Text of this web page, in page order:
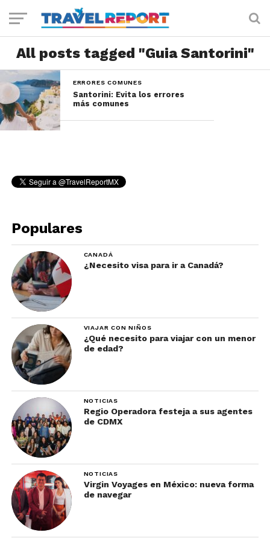
All posts tagged "Guia Santorini"
ERRORES COMUNES
Santorini: Evita los errores
más comunes
Populares
CANADÁ
¿Necesito visa para ir a Canadá?
VIAJAR CON NIÑOS
¿Qué necesito para viajar con un menor
de edad?
NOTICIAS
Regio Operadora festeja a sus agentes
de CDMX
NOTICIAS
Virgin Voyages en México: nueva forma
de navegar